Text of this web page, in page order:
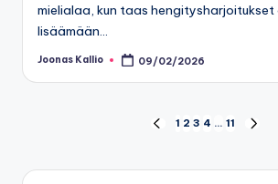
mielialaa, kun taas
lisäämään…
Posted
Joonas Kallio 09/02/2026
pagination
PREVIOUS
1 2 3 4 … 11